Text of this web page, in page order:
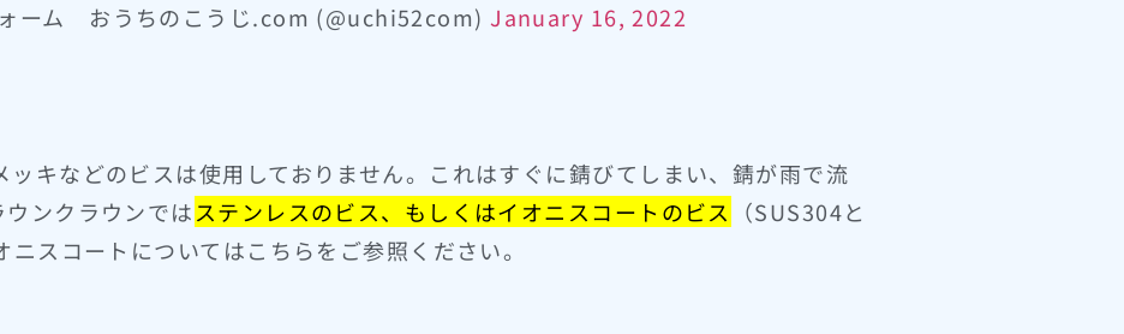
ーム おうちのこうじ.com (@uchi52com)January 16, 2022
キなどのビスは使用しておりません。これはすぐに錆びてしまい、錆が雨で流
ンクラウンではステンレスのビス、もしくはイオニスコートのビス
（SUS304と
スコートについてはこちらをご参照ください。